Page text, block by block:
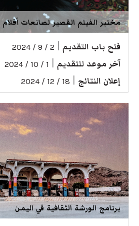
مختبر الفيلم القصير لصانعات
فتح باب التقديم 2 / 9 / 2024
آخر موعد للتقديم 1 / 10 / 2024
إعلان النتائج 18 / 12 / 2024
برنامج الورشة الثقافية في اليمن